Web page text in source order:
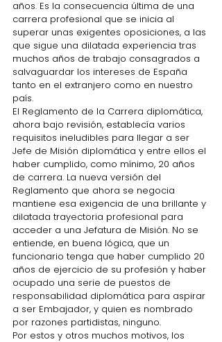
años. Es la consecuencia última de una
carrera profesional que se inicia al
superar unas exigentes oposiciones, a las
que sigue una dilatada experiencia tras
muchos años de trabajo consagrados a
salvaguardar los intereses de España
tanto en el extranjero como en nuestro
país.
El Reglamento de la Carrera diplomática,
ahora bajo revisión, establecía varios
requisitos ineludibles para llegar a ser
Jefe de Misión diplomática y entre ellos el
haber cumplido, como mínimo, 20 años
de carrera. La nueva versión del
Reglamento que ahora se negocia
mantiene esa exigencia de una brillante y
dilatada trayectoria profesional para
acceder a una Jefatura de Misión. No se
entiende, en buena lógica, que un
funcionario tenga que haber cumplido 20
años de ejercicio de su profesión y haber
ocupado una serie de puestos de
responsabilidad diplomática para aspirar
a ser Embajador, y quien es nombrado
por razones partidistas, ninguno.
Por estos y otros muchos motivos, los